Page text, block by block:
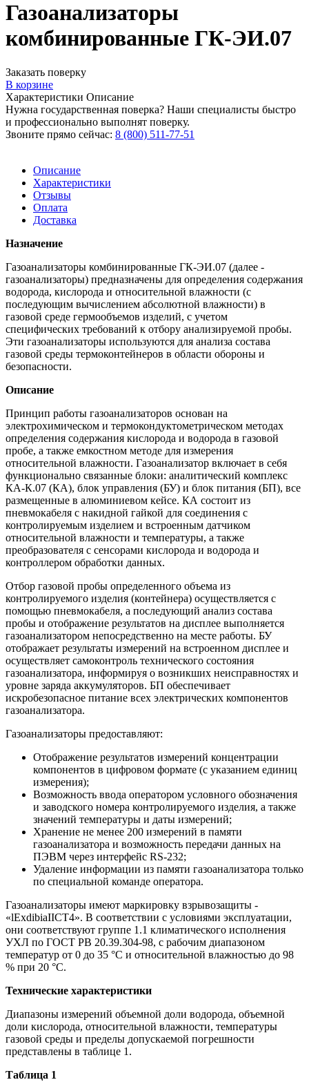
Газоанализаторы
комбинированные ГК-ЭИ.07
Заказать поверку
В корзине
Характеристики Описание
Нужна государственная поверка? Наши специалисты быстро
и профессионально выполнят поверку.
Звоните прямо сейчас: 8 (800) 511-77-51
Описание
Характеристики
Отзывы
Оплата
Доставка
Назначение
Газоанализаторы комбинированные ГК-ЭИ.07 (далее -
газоанализаторы) предназначены для определения содержания
водорода, кислорода и относительной влажности (с
последующим вычислением абсолютной влажности) в
газовой среде гермообъемов изделий, с учетом
специфических требований к отбору анализируемой пробы.
Эти газоанализаторы используются для анализа состава
газовой среды термоконтейнеров в области обороны и
безопасности.
Описание
Принцип работы газоанализаторов основан на
электрохимическом и термокондуктометрическом методах
определения содержания кислорода и водорода в газовой
пробе, а также емкостном методе для измерения
относительной влажности. Газоанализатор включает в себя
функционально связанные блоки: аналитический комплекс
КА-К.07 (КА), блок управления (БУ) и блок питания (БП), все
размещенные в алюминиевом кейсе. КА состоит из
пневмокабеля с накидной гайкой для соединения с
контролируемым изделием и встроенным датчиком
относительной влажности и температуры, а также
преобразователя с сенсорами кислорода и водорода и
контроллером обработки данных.
Отбор газовой пробы определенного объема из
контролируемого изделия (контейнера) осуществляется с
помощью пневмокабеля, а последующий анализ состава
пробы и отображение результатов на дисплее выполняется
газоанализатором непосредственно на месте работы. БУ
отображает результаты измерений на встроенном дисплее и
осуществляет самоконтроль технического состояния
газоанализатора, информируя о возникших неисправностях и
уровне заряда аккумуляторов. БП обеспечивает
искробезопасное питание всех электрических компонентов
газоанализатора.
Газоанализаторы предоставляют:
Отображение результатов измерений концентрации
компонентов в цифровом формате (с указанием единиц
измерения);
Возможность ввода оператором условного обозначения
и заводского номера контролируемого изделия, а также
значений температуры и даты измерений;
Хранение не менее 200 измерений в памяти
газоанализатора и возможность передачи данных на
ПЭВМ через интерфейс RS-232;
Удаление информации из памяти газоанализатора только
по специальной команде оператора.
Газоанализаторы имеют маркировку взрывозащиты -
«lExdibiaIICT4». В соответствии с условиями эксплуатации,
они соответствуют группе 1.1 климатического исполнения
УХЛ по ГОСТ РВ 20.39.304-98, с рабочим диапазоном
температур от 0 до 35 °C и относительной влажностью до 98
% при 20 °C.
Технические характеристики
Диапазоны измерений объемной доли водорода, объемной
доли кислорода, относительной влажности, температуры
газовой среды и пределы допускаемой погрешности
представлены в таблице 1.
Таблица 1